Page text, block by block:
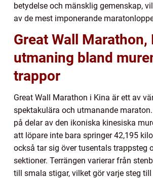
betydelse och mänsklig gemenskap,
av de mest imponerande
Great Wall Marathon,
utmaning bland
trappor
Great Wall Marathon i Kina är ett av
spektakulära och utmanande
på delar av den ikoniska kinesiska
att löpare inte bara springer 42,195
också tar sig över tusentals trappsteg
sektioner. Terrängen varierar från
till smala stigar, vilket gör varje steg